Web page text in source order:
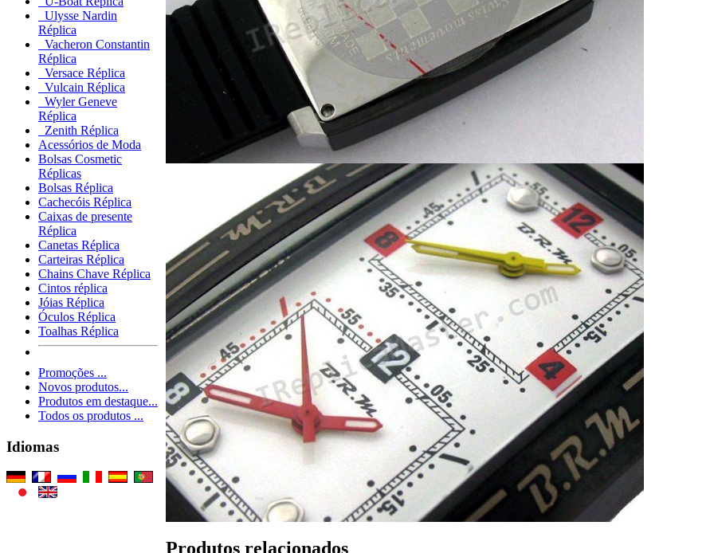
Ulysse Nardin
Réplica
Vacheron Constantin
Réplica
Versace Réplica
Vulcain Réplica
Wyler Geneve
Réplica
Zenith Réplica
Acessórios de Moda
Bolsas Cosmetic
Réplicas
Bolsas Réplica
Cachecóis Réplica
Caixas de presente
Réplica
Canetas Réplica
Carteiras Réplica
Chains Chave Réplica
Cintos réplica
Jóias Réplica
Óculos Réplica
Toalhas Réplica
Promoções ...
Novos produtos...
Produtos em destaque...
Todos os produtos ...
Idiomas
Produtos relacionados